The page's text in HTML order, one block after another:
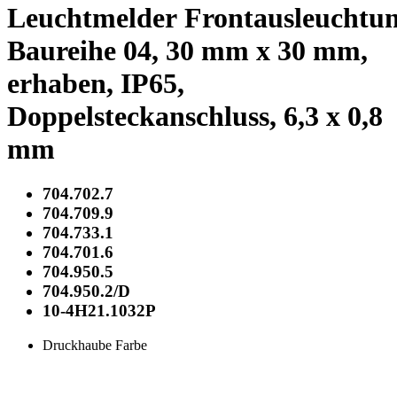
Leuchtmelder
Baureihe 04, 30 mm x 30 mm,
erhaben, IP65,
Doppelsteckanschluss, 6,3 x 0,8
mm
704.702.7
704.709.9
704.733.1
704.701.6
704.950.5
704.950.2/D
10-4H21.1032P
Druckhaube Farbe